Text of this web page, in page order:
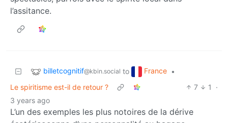
l’assitance.
billetcognitif@kbin.social to France •
Le spiritisme est-il de retour ?
7 1
·
3 years ago
L’un des exemples les plus notoires de la dérive